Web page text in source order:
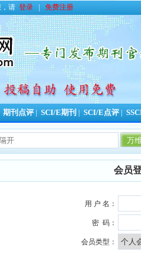
请 登录 免费注册
期刊点评 SCI/E期刊 SCI/E点评
今日更
会员
用 户 名：
密 码：
会员类型：